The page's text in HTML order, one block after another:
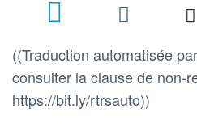
((Traduction automatisée
consulter la clause de non-
https://bit.ly/rtrsauto))